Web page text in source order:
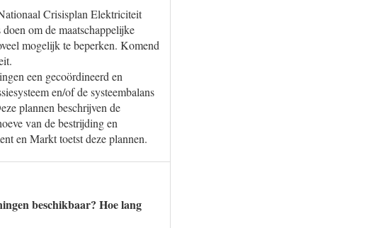
Crisisplan Elektriciteit
om de maatschappelijke
mogelijk te beperken. Komend
een gecoördineerd en
en/of de systeembalans
plannen beschrijven de
van de bestrijding en
en Markt toetst deze plannen.
beschikbaar? Hoe lang